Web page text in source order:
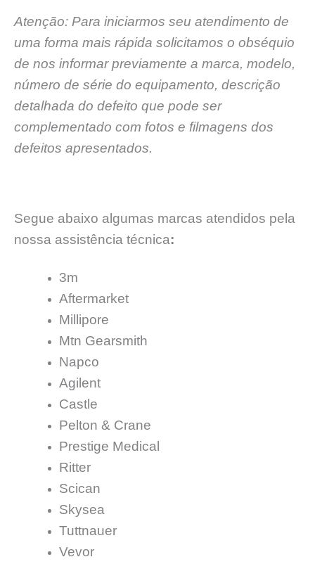
Atenção: Para iniciarmos seu atendimento de
uma forma mais rápida solicitamos o obséquio
de nos informar previamente a marca, modelo,
número de série do equipamento, descrição
detalhada do defeito que pode ser
complementado com fotos e filmagens dos
defeitos apresentados.
Segue abaixo algumas marcas atendidos pela
nossa assistência técnica:
3m
Aftermarket
Millipore
Mtn Gearsmith
Napco
Agilent
Castle
Pelton & Crane
Prestige Medical
Ritter
Scican
Skysea
Tuttnauer
Vevor